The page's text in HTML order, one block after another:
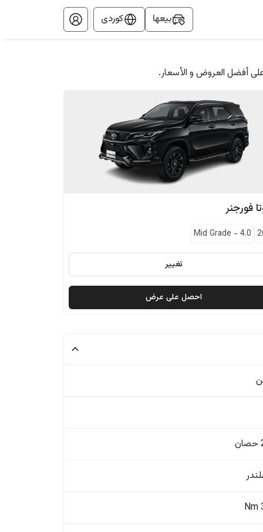
بيعها کوردی
أفضل العروض و الأسعار.
فورجنر
Mid Grade - 4.0
تغيير
احصل على عرض